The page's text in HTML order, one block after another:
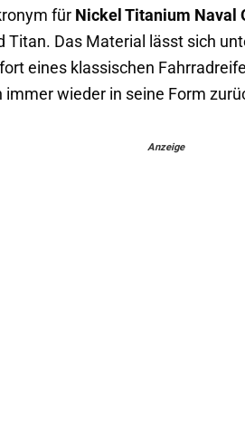
für Nickel Titanium Naval
Titan. Das Material lässt sich
eines klassischen
wieder in seine Form
Anzeige